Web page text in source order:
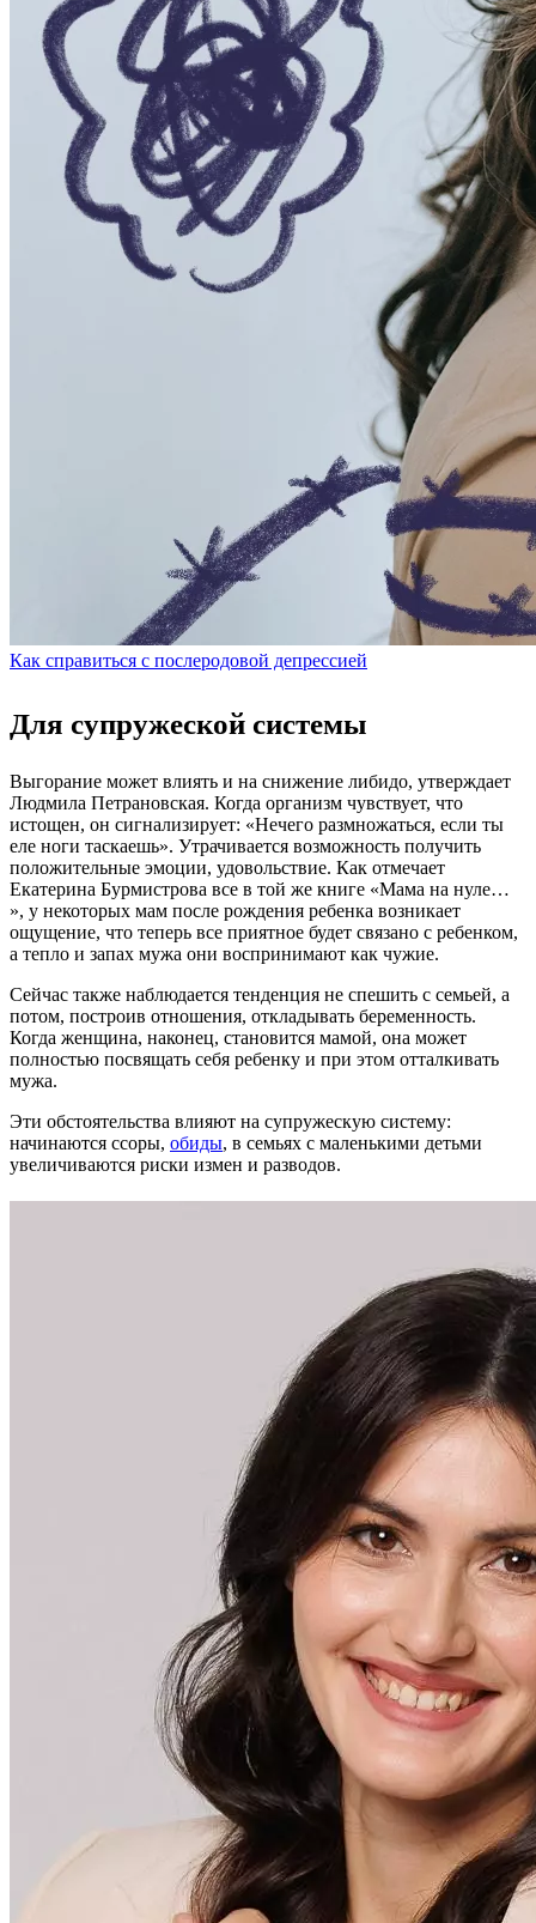
Как справиться с послеродовой депрессией
Для супружеской системы
Выгорание может влиять и на снижение либидо, утверждает
Людмила Петрановская. Когда организм чувствует, что
истощен, он сигнализирует: «Нечего размножаться, если ты
еле ноги таскаешь». Утрачивается возможность получить
положительные эмоции, удовольствие. Как отмечает
Екатерина Бурмистрова все в той же книге «Мама на нуле…
», у некоторых мам после рождения ребенка возникает
ощущение, что теперь все приятное будет связано с ребенком,
а тепло и запах мужа они воспринимают как чужие.
Сейчас также наблюдается тенденция не спешить с семьей, а
потом, построив отношения, откладывать беременность.
Когда женщина, наконец, становится мамой, она может
полностью посвящать себя ребенку и при этом отталкивать
мужа.
Эти обстоятельства влияют на супружескую систему:
начинаются ссоры, обиды, в семьях с маленькими детьми
увеличиваются риски измен и разводов.